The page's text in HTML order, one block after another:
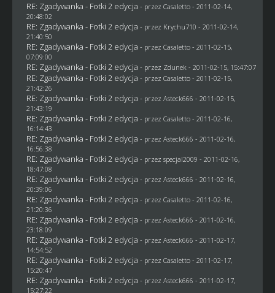
RE: Zgadywanka - Fotki 2 edycja - przez Casaletto- 2011-02-14,
20:48:02
RE: Zgadywanka - Fotki 2 edycja - przez Krychu710 - 2011-02-14,
21:40:50
RE: Zgadywanka - Fotki 2 edycja - przez Casaletto- 2011-02-15,
07:09:00
RE: Zgadywanka - Fotki 2 edycja - przez Zdunek- 2011-02-15, 15:47:07
RE: Zgadywanka - Fotki 2 edycja - przez Casaletto- 2011-02-15,
21:42:26
RE: Zgadywanka - Fotki 2 edycja - przez Asteck666 - 2011-02-15,
21:43:19
RE: Zgadywanka - Fotki 2 edycja - przez Casaletto- 2011-02-16,
16:14:43
RE: Zgadywanka - Fotki 2 edycja - przez Asteck666 - 2011-02-16,
16:56:38
RE: Zgadywanka - Fotki 2 edycja - przez specjal2009 - 2011-02-16,
18:47:08
RE: Zgadywanka - Fotki 2 edycja - przez Asteck666 - 2011-02-16,
20:39:06
RE: Zgadywanka - Fotki 2 edycja - przez Casaletto- 2011-02-16,
21:20:36
RE: Zgadywanka - Fotki 2 edycja - przez Asteck666 - 2011-02-16,
23:18:09
RE: Zgadywanka - Fotki 2 edycja - przez Asteck666 - 2011-02-17,
14:54:52
RE: Zgadywanka - Fotki 2 edycja - przez Casaletto- 2011-02-17,
15:20:47
RE: Zgadywanka - Fotki 2 edycja - przez Asteck666 - 2011-02-17,
15:27:22